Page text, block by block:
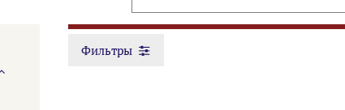
Фильтры